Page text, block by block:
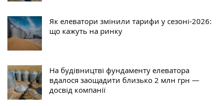
Як елеватори змінили тарифи у сезоні-2026:
що кажуть на ринку
На будівництві фундаменту елеватора
вдалося заощадити близько 2 млн грн —
досвід компанії